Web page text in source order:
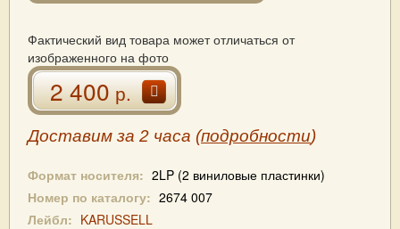
Фактический вид товара может отличаться от
изображенного на фото
2 400р.
Доставим за 2 часа (подробности)
Формат носителя: 2LP (2 виниловые пластинки)
Номер по каталогу: 2674 007
Лейбл: KARUSSELL